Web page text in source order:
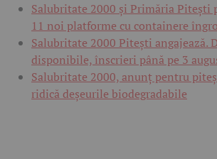
Salubritate 2000 și Primăria Pitești
11 noi platforme cu containere
Salubritate 2000 Pitești angajează.
disponibile, înscrieri până pe 3
Salubritate 2000, anunț pentru
ridică deșeurile biodegradabile